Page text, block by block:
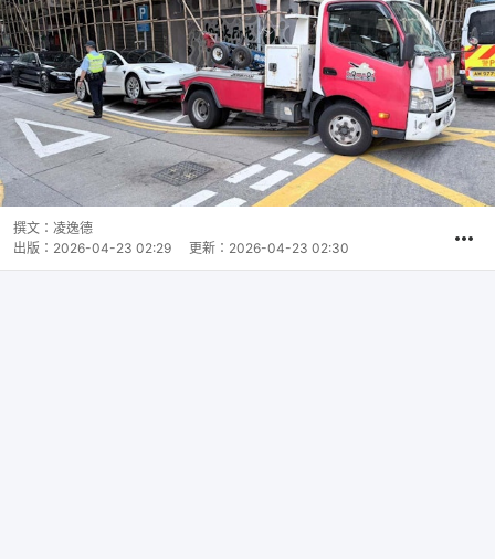
撰文： 凌逸德
出版： 2026-04-23 02:29 更新： 2026-04-23 02:30